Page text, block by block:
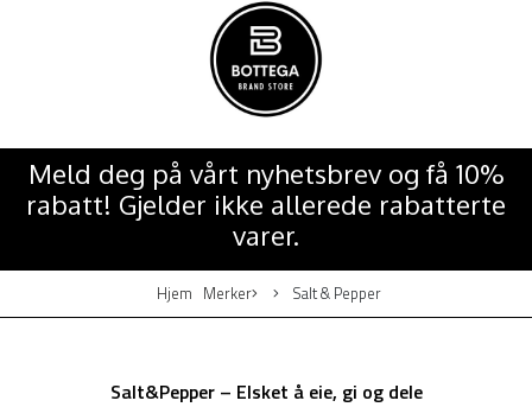
Meld deg på vårt nyhetsbrev og få 10%
rabatt! Gjelder ikke allerede rabatterte
varer.
Hjem Merker Salt & Pepper
Salt&Pepper – Elsket å eie, gi og dele